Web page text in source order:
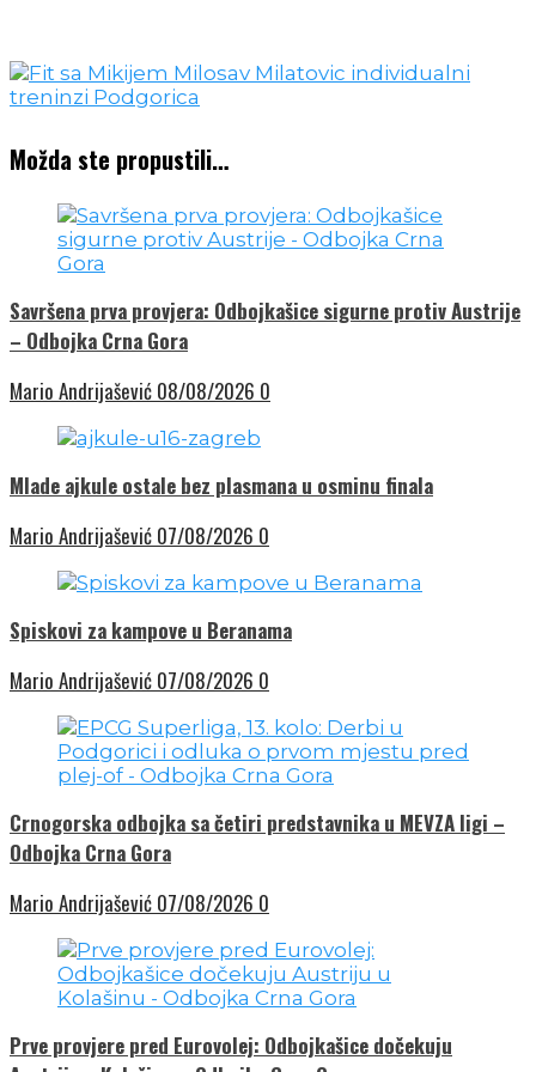
Možda ste propustili…
Savršena prva provjera: Odbojkašice sigurne protiv Austrije
– Odbojka Crna Gora
Mario Andrijašević 08/08/2026 0
Mlade ajkule ostale bez plasmana u osminu finala
Mario Andrijašević 07/08/2026 0
Spiskovi za kampove u Beranama
Mario Andrijašević 07/08/2026 0
Crnogorska odbojka sa četiri predstavnika u MEVZA ligi –
Odbojka Crna Gora
Mario Andrijašević 07/08/2026 0
Prve provjere pred Eurovolej: Odbojkašice dočekuju